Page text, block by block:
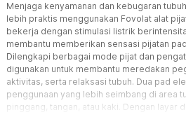
Menjaga kenyamanan dan kebugaran
lebih praktis menggunakan Fovolat alat
bekerja dengan stimulasi listrik
membantu memberikan sensasi pijatan
Dilengkapi berbagai mode pijat dan
digunakan untuk membantu meredakan
aktivitas, serta relaksasi tubuh. Dua pad
penggunaan yang lebih seimbang di area
pinggang, tangan, atau kaki. Dengan layar